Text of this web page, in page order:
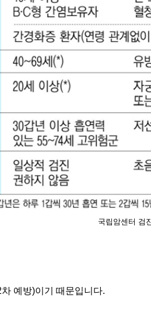
국립암센터 검
예방)이기 때문입니다.